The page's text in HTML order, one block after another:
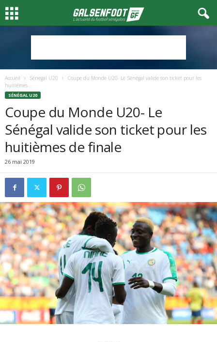
Accueil Sénégal U20
Coupe du Monde U20- Le Sénégal valide son ticket pour les
huitièmes...
SÉNÉGAL U20
Coupe du Monde U20- Le
Sénégal valide son ticket pour les
huitièmes de finale
26 mai 2019